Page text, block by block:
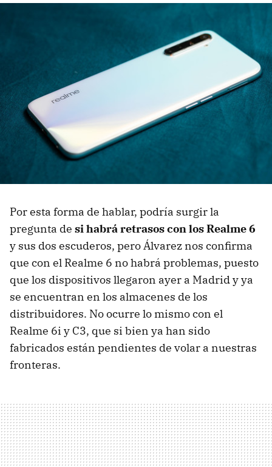
Por esta forma de hablar, podría surgir la
pregunta de si habrá retrasos con los Realme 6
y sus dos escuderos, pero Álvarez nos confirma
que con el Realme 6 no habrá problemas, puesto
que los dispositivos llegaron ayer a Madrid y ya
se encuentran en los almacenes de los
distribuidores. No ocurre lo mismo con el
Realme 6i y C3, que si bien ya han sido
fabricados están pendientes de volar a nuestras
fronteras.